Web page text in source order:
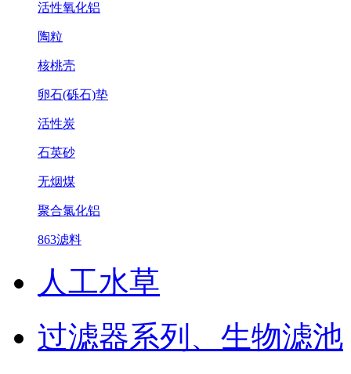
活性氧化铝
陶粒
核桃壳
卵石(砾石)垫
活性炭
石英砂
无烟煤
聚合氯化铝
863滤料
人工水草
过滤器系列、生物滤池